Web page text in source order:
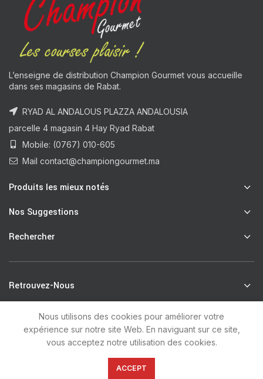
L’enseigne de distribution Champion Gourmet vous accueille
dans ses magasins de Rabat.
RYAD AL ANDALOUS PLAZZA ANDALOUSIA
parcelle 4 magasin 4 Hay Ryad Rabat
Mobile: (0767) 010-605
Mail contact@championgourmet.ma
Produits les mieux notés
Nos Suggestions
Rechercher
Retrouvez-Nous
Champion Gourmet 2021 byRunsoft.
Nous utilisons des cookies pour améliorer votre
expérience sur notre site Web. En naviguant sur ce site,
vous acceptez notre utilisation des cookies.
ACCEPT